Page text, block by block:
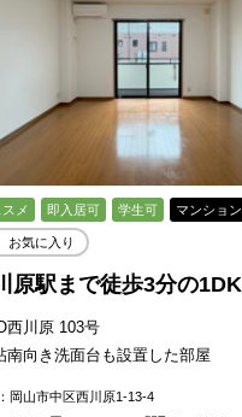
メ 即入居可 学生可 マンション
お気に入り
原駅まで徒歩3分の1DK
西川原 103号
南向き洗面台も設置した部屋
岡山市中区西川原1-13-4